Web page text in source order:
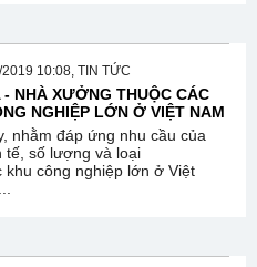
10:08, TIN TỨC
- NHÀ XƯỞNG THUỘC CÁC
NGHIỆP LỚN Ở VIỆT NAM
nhằm đáp ứng nhu cầu của
tế, số lượng và loại
khu công nghiệp lớn ở Việt